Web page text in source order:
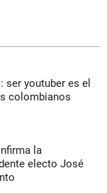
youtuber es el
colombianos
la
electo José